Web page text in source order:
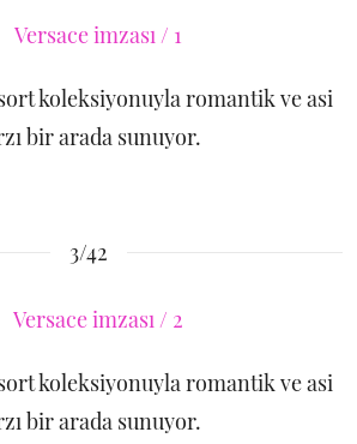
koleksiyonuyla romantik ve asi
bir arada sunuyor.
3/42
koleksiyonuyla romantik ve asi
bir arada sunuyor.